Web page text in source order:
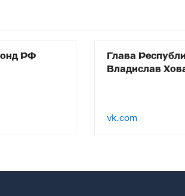
РФ
Глава
Владислав
vk.com